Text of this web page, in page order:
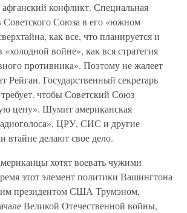
афганский конфликт. Специальная
Советского Союза в его «южном
как все, что планируется и
«холодной войне», как вся стратегия
противника». Поэтому не жалеет
Рейган. Государственный секретарь
чтобы Советский Союз
цену». Шумит американская
ЦРУ, СИС и другие
втайне делают свое дело.
хотят воевать чужими
этот элемент политики Вашингтона
президентом США Трумэном,
Великой Отечественной войны,